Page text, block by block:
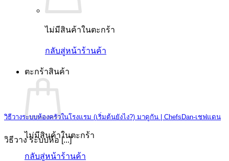
ไม่มีสินค้าในตะกร้า
กลับสู่หน้าร้านค้า
ตะกร้าสินค้า
ไม่มีสินค้าในตะกร้า
กลับสู่หน้าร้านค้า
วิธีวางระบบห้องครัวในโรงแรม (เริ่มต้นยังไง?) มาดูกัน | ChefsDan-เชฟแดน
วิธีวาง ระบบห้อ [...]